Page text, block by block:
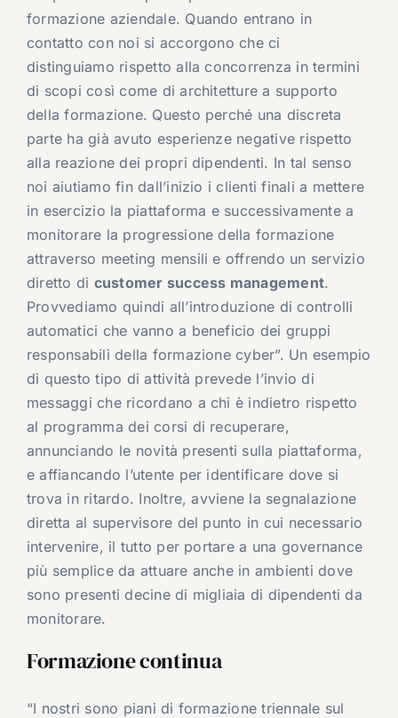
formazione aziendale. Quando entrano in
contatto con noi si accorgono che ci
distinguiamo rispetto alla concorrenza in termini
di scopi così come di architetture a supporto
della formazione. Questo perché una discreta
parte ha già avuto esperienze negative rispetto
alla reazione dei propri dipendenti. In tal senso
noi aiutiamo fin dall’inizio i clienti finali a mettere
in esercizio la piattaforma e successivamente a
monitorare la progressione della formazione
attraverso meeting mensili e offrendo un servizio
diretto di customer success management.
Provvediamo quindi all’introduzione di controlli
automatici che vanno a beneficio dei gruppi
responsabili della formazione cyber”. Un esempio
di questo tipo di attività prevede l’invio di
messaggi che ricordano a chi è indietro rispetto
al programma dei corsi di recuperare,
annunciando le novità presenti sulla piattaforma,
e affiancando l’utente per identificare dove si
trova in ritardo. Inoltre, avviene la segnalazione
diretta al supervisore del punto in cui necessario
intervenire, il tutto per portare a una governance
più semplice da attuare anche in ambienti dove
sono presenti decine di migliaia di dipendenti da
monitorare.
Formazione continua
“I nostri sono piani di formazione triennale sul